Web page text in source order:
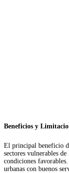
Beneficios y
El principal beneficio
sectores vulnerables
condiciones
urbanas con buenos